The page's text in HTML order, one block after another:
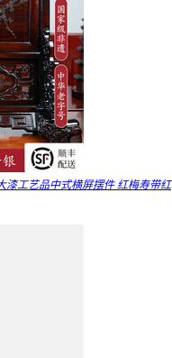
漆工艺品中式横屏摆件 红梅寿带红